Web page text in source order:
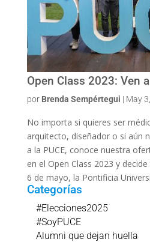
Open Class 2023: Ven
por Brenda Sempértegui | May
No importa si quieres ser
arquitecto, diseñador o si aún
a la PUCE, conoce nuestra
en el Open Class 2023 y
6 de mayo, la Pontificia
Categorías
#Elecciones2025
#SoyPUCE
Alumni que dejan huella